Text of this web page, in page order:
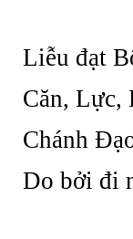
Liễu đạt
Căn, Lực,
Chánh
Do bởi đi